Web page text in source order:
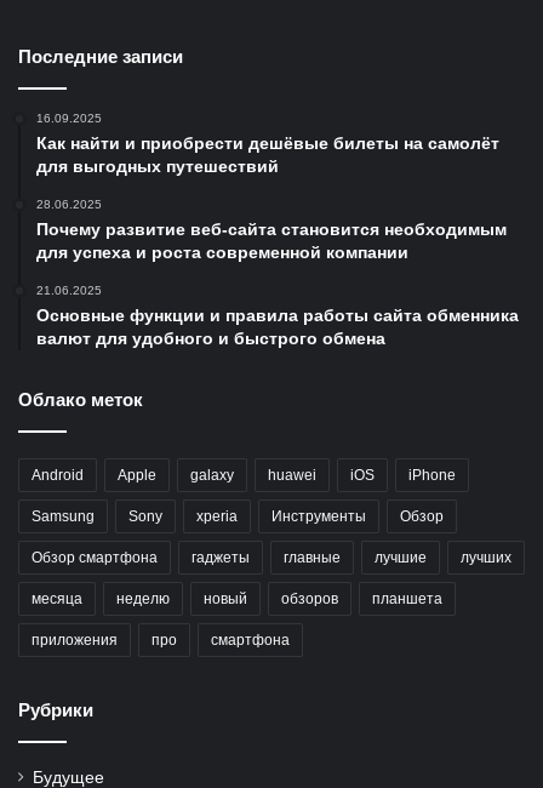
Последние записи
16.09.2025
Как найти и приобрести дешёвые билеты на самолёт
для выгодных путешествий
28.06.2025
Почему развитие веб-сайта становится необходимым
для успеха и роста современной компании
21.06.2025
Основные функции и правила работы сайта обменника
валют для удобного и быстрого обмена
Облако меток
Android Apple galaxy huawei iOS iPhone
Samsung Sony xperia Инструменты Обзор
Обзор смартфона гаджеты главные лучшие лучших
месяца неделю новый обзоров планшета
приложения про смартфона
Рубрики
Будущее